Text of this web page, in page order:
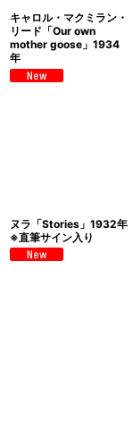
キャロル・マクミラン・
リード「Our own
mother goose」1934
年
ヌラ「Stories」1932年
※直筆サイン入り